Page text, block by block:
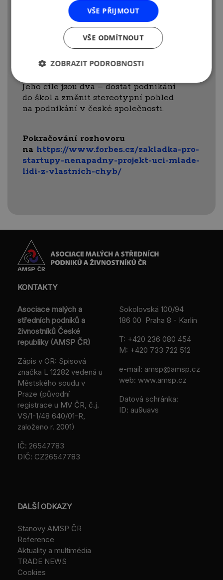
Fairlist, srovnávající kvalitu jazykových
kurzů, a od té doby ještě několik
úspěšných firem.
do lidí za osm týdnů. Všechno, včetně
Jeho cíle jsou dva – dostat podnikání
do škol a změnit stereotypní pohled
na podnikání v české společnosti.
Pokračování rozhovoru
na https://www.forbes.cz/zakladka-pro-
startupy-nenapadny-projekt-uci-mlade-
lidi-z-vlastnich-chyb/
KONTAKTY
Asociace malých a
středních podniků a
živnostníků České
republiky (AMSP ČR)
Zápis v OR: Spisová
značka L 12282 vedená u
Městského soudu v
Praze (původní
registrace u MV ČR, č.j.
VS/1-1/48 640/01-R,
založeno r. 2001)
IČ: 26547783
DIČ: CZ26547783
Sokolovská 100/94
186 00 Praha 8 - Karlín
T: +420 236 080 454
M: +420 733 722 512
e-mail: amsp@amsp.cz
web: www.amsp.cz
Datová schránka:
ID: au9uavs
DALŠÍ ODKAZY
Stanovy AMSP ČR
Reference
Aktuality a multimédia
TRADE NEWS
Cookies
VŠE PŘIJMOUT
VŠE ODMÍTNOUT
ZOBRAZIT PODROBNOSTI